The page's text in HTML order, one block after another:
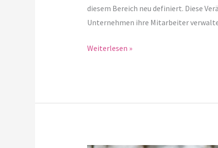
diesem Bereich neu definiert. Diese
Unternehmen ihre Mitarbeiter
Weiterlesen »